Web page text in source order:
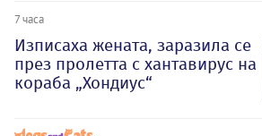
7 часа
Изписаха жената, заразила се
през пролетта с хантавирус на
кораба „Хондиус“